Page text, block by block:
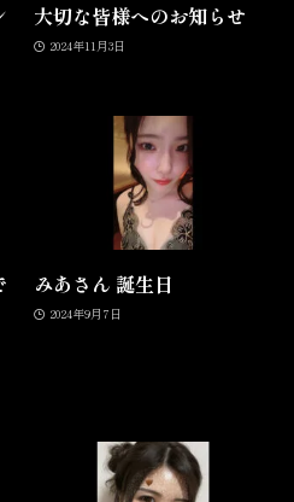
大切な皆様へのお知らせ
2024年11月3日
みあさん 誕生日
2024年9月7日